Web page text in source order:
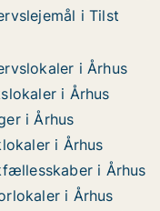
i Tilst
i Århus
i Århus
i Århus
i Århus
i Århus
i Århus